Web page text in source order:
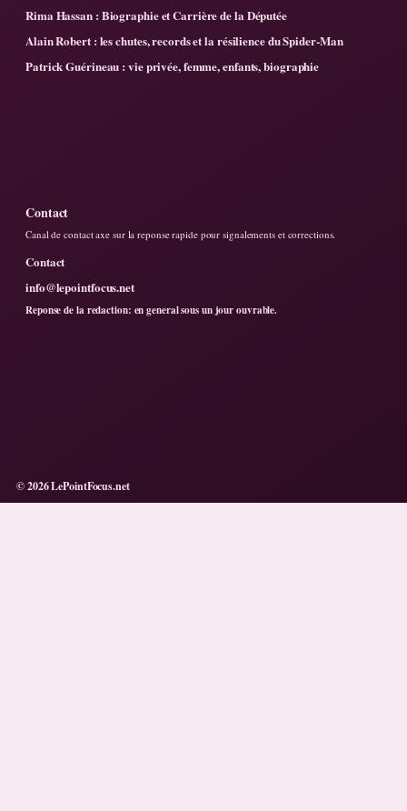
Rima Hassan : Biographie et Carrière de la Députée
Alain Robert : les chutes, records et la résilience du Spider-Man
Patrick Guérineau : vie privée, femme, enfants, biographie
Contact
Canal de contact axe sur la reponse rapide pour signalements et corrections.
Contact
info@lepointfocus.net
Reponse de la redaction: en general sous un jour ouvrable.
© 2026 LePointFocus.net